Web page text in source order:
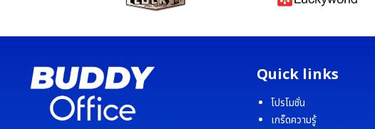
Quick links
โปรโมชั่น
เกร็ดความรู้